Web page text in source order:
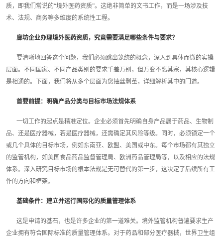
质，即我们常说的“境外医药资质”。这绝非简单的文书工作，而是一场涉及技
术、法规、商务等多维度的系统性工程。
廊坊企业办理境外医药资质，究竟需要满足哪些条件与要求？
要清晰地回答这个问题，我们必须跳出笼统的概念，深入到具体而微的实操
层面。不同国家、不同产品类别的要求千差万别，但万变不离其宗，其核心逻辑
是相通的。下面，我们将从多个层面为您抽丝剥茧，详细解析其中的门道。
首要前提：明确产品分类与目标市场法规体系
一切工作的起点是精准定位。企业必须首先明确自身产品属于药品、生物制
品、还是医疗器械，若是医疗器械，还需确定其风险等级。同时，必须锁定一个
或几个具体的目标市场，例如东南亚、欧盟、美国或中东。每个市场都有其独立
的监管机构，如美国食品药品监督管理局、欧洲药品管理局等，以及相应的法规
体系。深入研究目标市场的根本法规是无可替代的第一步，这决定了后续所有工
作的方向和框架。
基础条件：建立并运行国际化的质量管理体系
这是申请的基石，也是许多企业的第一道难关。境外监管机构普遍要求生产
企业拥有符合国际标准的质量管理体系。对于药品和部分医疗器械，世界卫生组